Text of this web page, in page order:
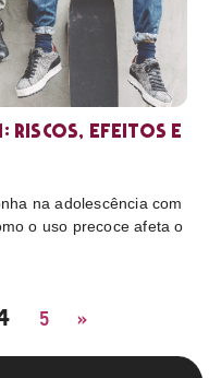
riscos, efeitos e
na adolescência com
o uso precoce afeta o
5 »